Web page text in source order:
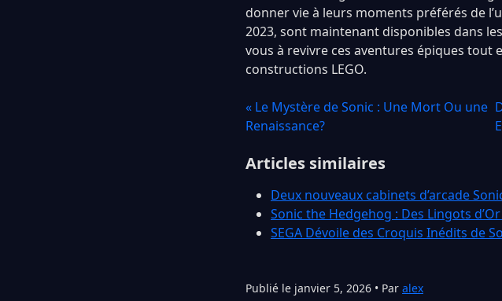
donner vie à leurs moments préférés de
2023, sont maintenant disponibles dans
vous à revivre ces aventures épiques tout
constructions LEGO.
« Le Mystère de Sonic : Une Mort Ou une
Renaissance?
Articles similaires
Deux nouveaux cabinets d’arcade
Sonic the Hedgehog : Des Lingots
SEGA Dévoile des Croquis Inédits de
Publié le janvier 5, 2026 • Par alex